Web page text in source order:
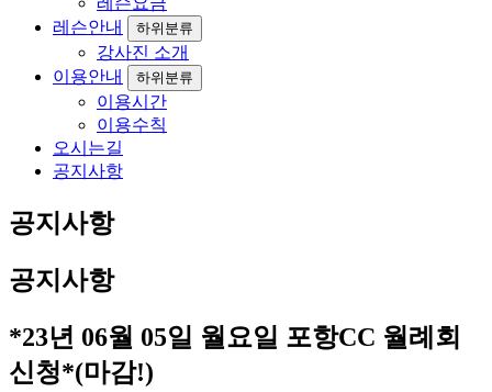
레슨안내
하위분류
강사진 소개
이용안내
하위분류
이용시간
이용수칙
오시는길
공지사항
공지사항
공지사항
*23년 06월 05일 월요일 포항CC 월례회
신청*(마감!)